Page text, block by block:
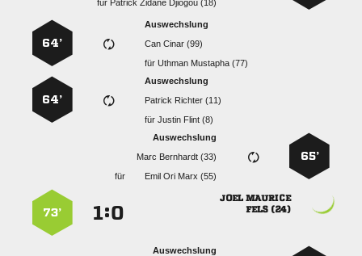
für    
Auswechslung
  
für  
64’
Auswechslung
  
für  
64’
65’
Auswechslung
  
für
   
 
 
:
73’
Auswechslung